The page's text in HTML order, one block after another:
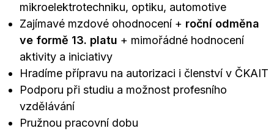
mikroelektrotechniku, optiku, automotive
Zajímavé mzdové ohodnocení + roční odměna
ve formě 13. platu + mimořádné hodnocení
aktivity a iniciativy
Hradíme přípravu na autorizaci i členství v ČKAIT
Podporu při studiu a možnost profesního
vzdělávání
Pružnou pracovní dobu